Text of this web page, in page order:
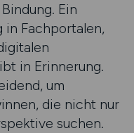
Ein
Fachportalen,
in Erinnerung.
um
die nicht nur
suchen.